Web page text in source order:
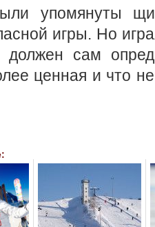
упомянуты
игры. Но
сам
ценная и что